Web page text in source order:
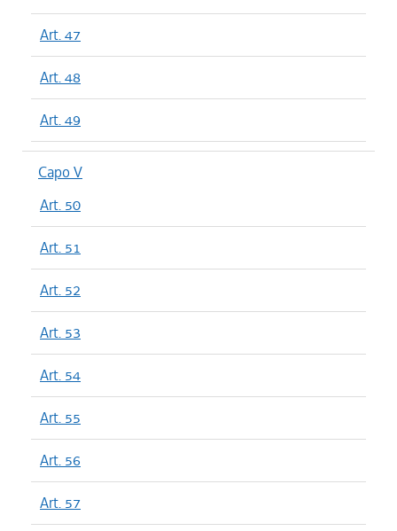
Art. 47
Art. 48
Art. 49
Capo V
Art. 50
Art. 51
Art. 52
Art. 53
Art. 54
Art. 55
Art. 56
Art. 57